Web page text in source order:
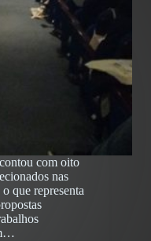
com oito
nas
que representa